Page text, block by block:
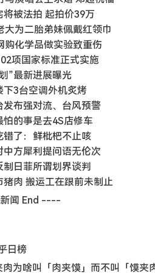
被法拍 起拍价39万
大为二胎弟妹佩戴红领巾
购化学品做实验致重伤
项国家标准正式实施
”最新进展曝光
下3台空调外机炙烤
发布强对流、台风预警
怕的事是去4S店修车
错了：鲜枇杷不止咳
中方犀利提问语无伦次
制日菲所谓划界谈判
猪肉 搬运工在跟前未制止
闻 End ----
日榜
肉为啥叫「肉夹馍」而不叫「馍夹